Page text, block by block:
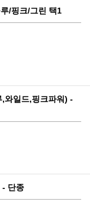
/핑크/그린 택1
와일드,핑크파워) -
- 단종